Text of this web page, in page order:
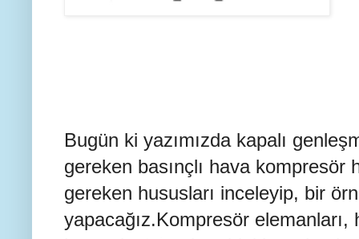
Bugün ki yazımızda kapalı
gereken basınçlı hava kompresör
gereken hususları inceleyip, bir
yapacağız.Kompresör elemanları,